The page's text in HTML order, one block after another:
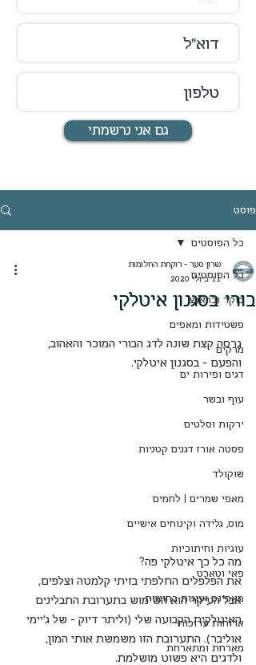
גם אני נרשמתי
פוסט
כל הפוסטים
בוקר ובראנצ
פשטידות ומאפים
מרקים
דגים ופירות ים
עוף ובשר
ירקות וסלטים
פסטה אורז דגנים קטניות
שוקולד
מאפי שמרים | לחמים
מוס, גלידה וקינוחים אישיים
עוגיות וחיתוכיות
פאי וטארט
מאפינס ועוגות בחושות
ארוחות ערוכות
מארחת ומתארחת
כל הפוסטים
בורי בסגנון איטלקי
שרון סער - רוקחת החלומות
11 ביולי 2020
גרסה קצת שונה לדג הבורי המוכר והאהוב,
והפעם - בסגנון איטלקי.
מה כל כך איטלקי פה?
את הפלפלים החלפתי בזיתי קלמטה וצלפים,
אבל העיקר הוא השימוש בתערובת התבלינים
האיטלקית הקבועה שלי (וליתר דיוק - של ג'יימי
אוליבר). התערובת הזו משמשת אותי המון,
ולדגים היא פשוט מושלמת.